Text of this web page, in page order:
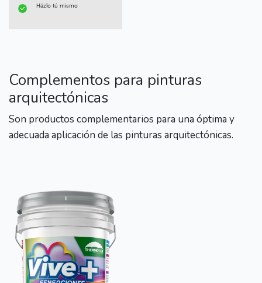
Házlo tú mismo
Complementos para pinturas
arquitectónicas
Son productos complementarios para una óptima y
adecuada aplicación de las pinturas arquitectónicas.